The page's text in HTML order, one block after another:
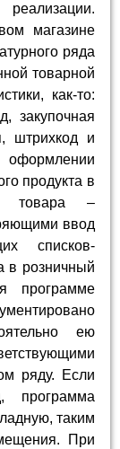
магазине
ряда
товарной
как-то:
закупочная
штрихкод и
оформлении
продукта в
товара –
ввод
списков-
в розничный
программе
ею
ряду. Если
программа
таким
При